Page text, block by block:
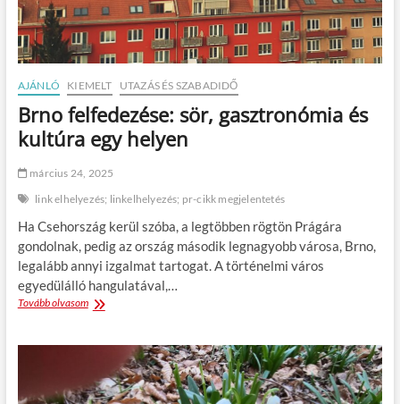
ú
t
m
u
a
t
ó
a
t
e
s
s
z
m
e
t
n
g
F
e
s
z
t
i
á
2
5
:
k
o
s
s
AJÁNLÓ KIEMELT UTAZÁS ÉS SZABADIDŐ
Brno felfedezése: sör, gasztronómia és
kultúra egy helyen
március 24, 2025
link elhelyezés; linkelhelyezés; pr-cikk megjelentetés
Ha Csehország kerül szóba, a legtöbben rögtön Prágára
gondolnak, pedig az ország második legnagyobb városa, Brno,
legalább annyi izgalmat tartogat. A történelmi város
egyedülálló hangulatával,…
Tovább olvasomB
l